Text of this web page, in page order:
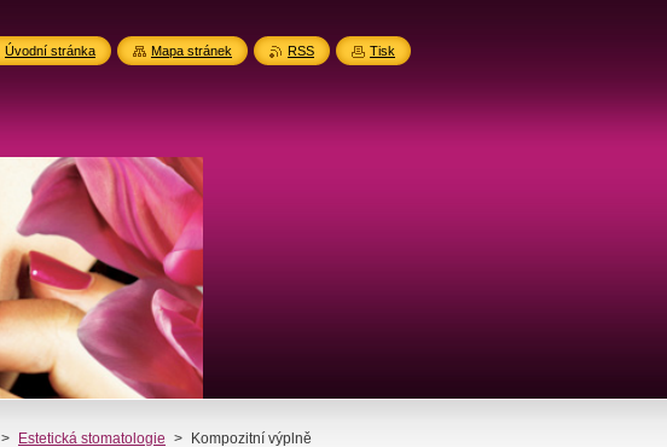
> Estetická stomatologie > Kompozitní výplně
Úvodní stránka Mapa stránek RSS Tisk